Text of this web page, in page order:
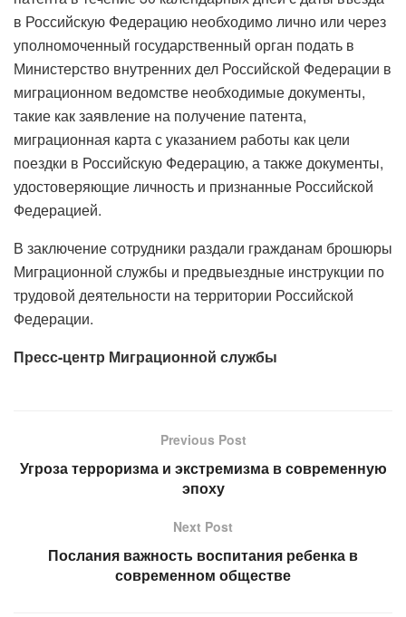
в Российскую Федерацию необходимо лично или через
уполномоченный государственный орган подать в
Министерство внутренних дел Российской Федерации в
миграционном ведомстве необходимые документы,
такие как заявление на получение патента,
миграционная карта с указанием работы как цели
поездки в Российскую Федерацию, а также документы,
удостоверяющие личность и признанные Российской
Федерацией.
В заключение сотрудники раздали гражданам брошюры
Миграционной службы и предвыездные инструкции по
трудовой деятельности на территории Российской
Федерации.
Пресс-центр Миграционной службы
Previous Post
Угроза терроризма и экстремизма в современную
эпоху
Next Post
Послания важность воспитания ребенка в
современном обществе